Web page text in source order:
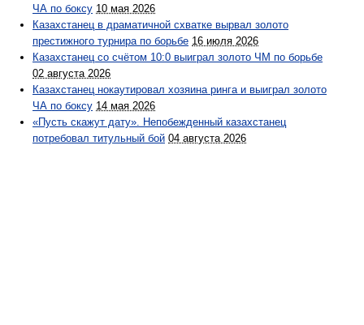
ЧА по боксу 10 мая 2026
Казахстанец в драматичной схватке вырвал золото
престижного турнира по борьбе 16 июля 2026
Казахстанец со счётом 10:0 выиграл золото ЧМ по борьбе
02 августа 2026
Казахстанец нокаутировал хозяина ринга и выиграл золото
ЧА по боксу 14 мая 2026
«Пусть скажут дату». Непобежденный казахстанец
потребовал титульный бой 04 августа 2026